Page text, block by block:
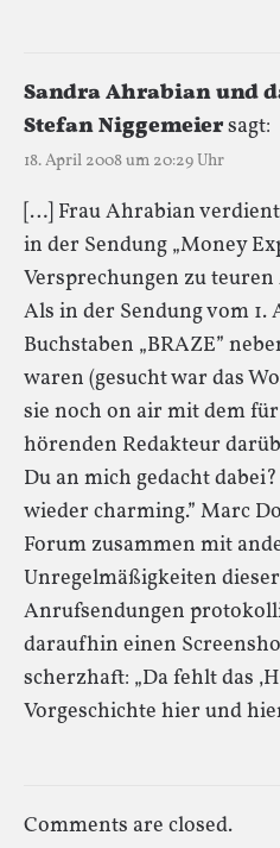
Sandra Ahrabian und
Stefan Niggemeiersagt:
18. April 2008 um 20:29 Uhr
[…] Frau Ahrabian
in der Sendung „Money
Versprechungen zu
Als in der Sendung vom 1.
Buchstaben „BRAZE”
waren (gesucht war das
sie noch on air mit dem
hörenden Redakteur
Du an mich gedacht
wieder charming.” Marc
Forum zusammen mit
Unregelmäßigkeiten
Anrufsendungen
daraufhin einen
scherzhaft: „Da fehlt das
Vorgeschichte hier und
Comments are closed.